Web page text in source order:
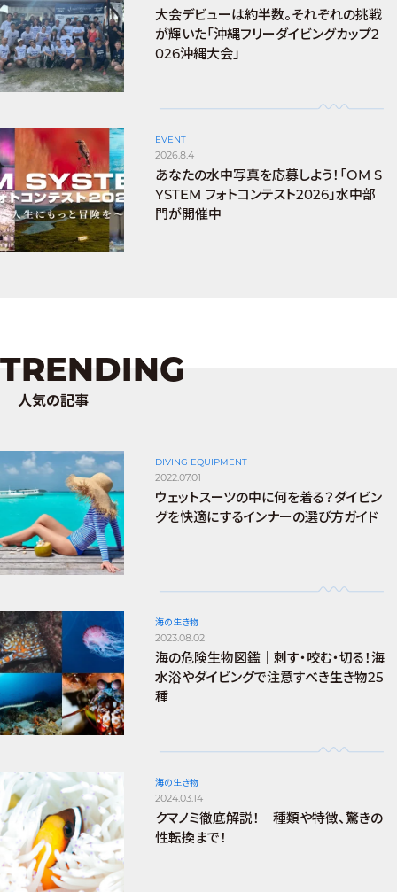
大会デビューは約半数。それぞれの挑戦
が輝いた「沖縄フリーダイビングカップ2
026沖縄大会」
EVENT
2026.8.4
あなたの水中写真を応募しよう！「OM S
YSTEM フォトコンテスト2026」水中部
門が開催中
TRENDING
人気の記事
DIVING EQUIPMENT
2022.07.01
ウェットスーツの中に何を着る？ダイビン
グを快適にするインナーの選び方ガイド
海の生き物
2023.08.02
海の危険生物図鑑｜刺す・咬む・切る！海
水浴やダイビングで注意すべき生き物25
種
海の生き物
2024.03.14
クマノミ徹底解説！ 種類や特徴、驚きの
性転換まで！